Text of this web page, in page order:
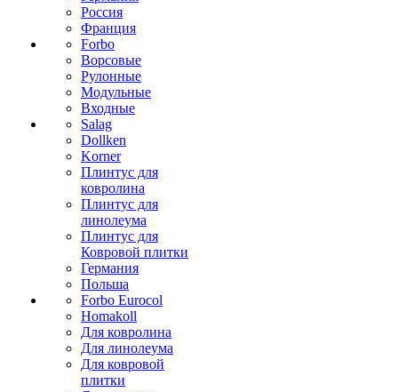
Россия
Франция
Forbo
Ворсовые
Рулонные
Модульные
Входные
Salag
Dollken
Korner
Плинтус для
ковролина
Плинтус для
линолеума
Плинтус для
Ковровой плитки
Германия
Польша
Forbo Eurocol
Homakoll
Для ковролина
Для линолеума
Для ковровой
плитки